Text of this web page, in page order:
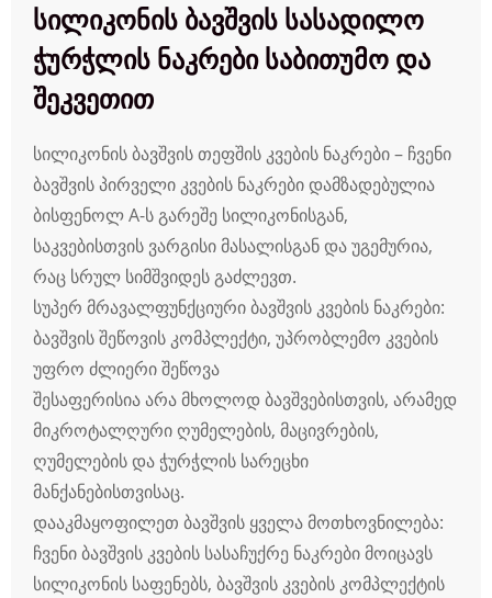
სილიკონის ბავშვის სასადილო
ჭურჭლის ნაკრები საბითუმო და
შეკვეთით
სილიკონის ბავშვის თეფშის კვების ნაკრები – ჩვენი
ბავშვის პირველი კვების ნაკრები დამზადებულია
ბისფენოლ A-ს გარეშე სილიკონისგან,
საკვებისთვის ვარგისი მასალისგან და უგემურია,
რაც სრულ სიმშვიდეს გაძლევთ.
სუპერ მრავალფუნქციური ბავშვის კვების ნაკრები:
ბავშვის შეწოვის კომპლექტი, უპრობლემო კვების
უფრო ძლიერი შეწოვა
შესაფერისია არა მხოლოდ ბავშვებისთვის, არამედ
მიკროტალღური ღუმელების, მაცივრების,
ღუმელების და ჭურჭლის სარეცხი
მანქანებისთვისაც.
დააკმაყოფილეთ ბავშვის ყველა მოთხოვნილება:
ჩვენი ბავშვის კვების სასაჩუქრე ნაკრები მოიცავს
სილიკონის საფენებს, ბავშვის კვების კომპლექტის